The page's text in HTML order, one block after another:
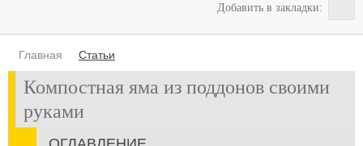
Добавить в закладки:
Главная Статьи
Компостная яма из поддонов своими
руками